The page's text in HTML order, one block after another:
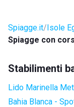
Spiagge.it Isole
Spiagge con
Stabilimenti
Lido Marinella
Bahia Blanca -